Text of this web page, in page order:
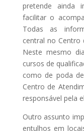
pretende ainda
facilitar o
Todas as
central no Centro
Neste mesmo
cursos de
como de poda
Centro de
responsável pela
Outro assunto
entulhos em